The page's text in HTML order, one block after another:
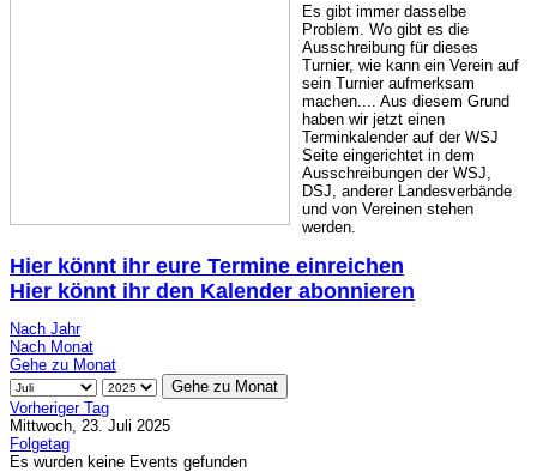
Es gibt immer dasselbe
Problem. Wo gibt es die
Ausschreibung für dieses
Turnier, wie kann ein Verein auf
sein Turnier aufmerksam
machen.... Aus diesem Grund
haben wir jetzt einen
Terminkalender auf der WSJ
Seite eingerichtet in dem
Ausschreibungen der WSJ,
DSJ, anderer Landesverbände
und von Vereinen stehen
werden.
Hier könnt ihr eure Termine einreichen
Hier könnt ihr den Kalender abonnieren
Nach Jahr
Nach Monat
Gehe zu Monat
Gehe zu Monat
Vorheriger Tag
Mittwoch, 23. Juli 2025
Folgetag
Es wurden keine Events gefunden